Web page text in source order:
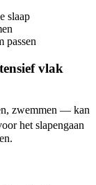
slaap
passen
vlak
zwemmen — kan
het slapengaan